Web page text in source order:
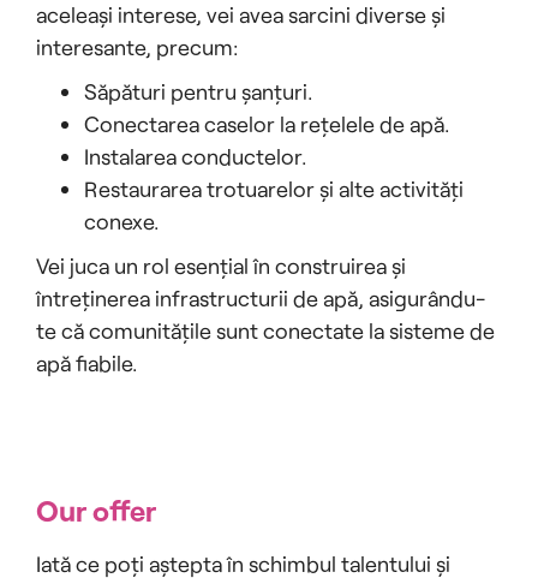
aceleași interese, vei avea sarcini diverse și
interesante, precum:
Săpături pentru șanțuri.
Conectarea caselor la rețelele de apă.
Instalarea conductelor.
Restaurarea trotuarelor și alte activități
conexe.
Vei juca un rol esențial în construirea și
întreținerea infrastructurii de apă, asigurându-
te că comunitățile sunt conectate la sisteme de
apă fiabile.
Our offer
Iată ce poți aștepta în schimbul talentului și